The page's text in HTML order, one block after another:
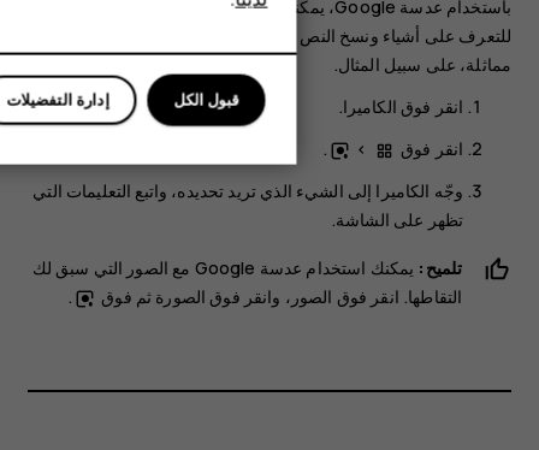
للأعمال
باستخدام عدسة Google، يمكنك استخدام محدد المنظر في الكاميرا
للتعرف على أشياء ونسخ النص ومسح الرموز والبحث عن منتجات
مماثلة، على سبيل المثال.
انقر فوق الكاميرا.
انقر فوق
>
.
وجّه الكاميرا إلى الشيء الذي تريد تحديده، واتبع التعليمات التي
تظهر على الشاشة.
تلميح:
يمكنك استخدام عدسة Google مع الصور التي سبق لك
التقاطها. انقر فوق الصور ، وانقر فوق الصورة ثم فوق .
إدارة التفضيلات قبول الكل